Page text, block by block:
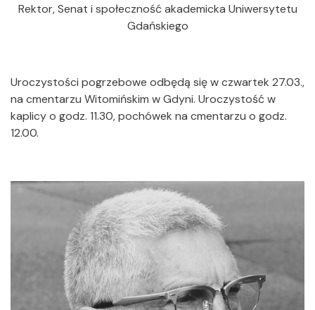
Rektor, Senat i społeczność akademicka Uniwersytetu
Gdańskiego
Uroczystości pogrzebowe odbędą się w czwartek 27.03.,
na cmentarzu Witomińskim w Gdyni. Uroczystość w
kaplicy o godz. 11.30, pochówek na cmentarzu o godz.
12.00.